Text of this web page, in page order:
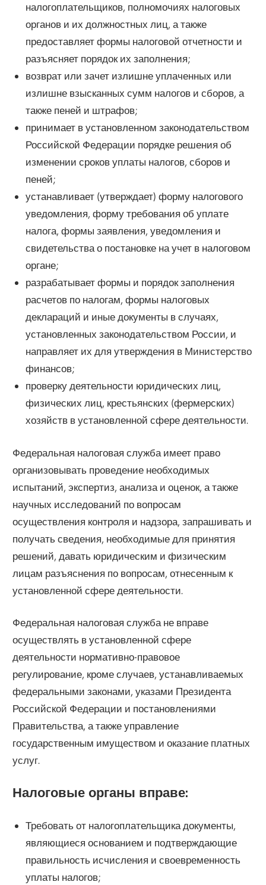
налогоплательщиков, полномочиях налоговых
органов и их должностных лиц, а также
предоставляет формы налоговой отчетности и
разъясняет порядок их заполнения;
возврат или зачет излишне уплаченных или
излишне взысканных сумм налогов и сборов, а
также пеней и штрафов;
принимает в установленном законодательством
Российской Федерации порядке решения об
изменении сроков уплаты налогов, сборов и
пеней;
устанавливает (утверждает) форму налогового
уведомления, форму требования об уплате
налога, формы заявления, уведомления и
свидетельства о постановке на учет в налоговом
органе;
разрабатывает формы и порядок заполнения
расчетов по налогам, формы налоговых
деклараций и иные документы в случаях,
установленных законодательством России, и
направляет их для утверждения в Министерство
финансов;
проверку деятельности юридических лиц,
физических лиц, крестьянских (фермерских)
хозяйств в установленной сфере деятельности.
Федеральная налоговая служба имеет право
организовывать проведение необходимых
испытаний, экспертиз, анализа и оценок, а также
научных исследований по вопросам
осуществления контроля и надзора, запрашивать и
получать сведения, необходимые для принятия
решений, давать юридическим и физическим
лицам разъяснения по вопросам, отнесенным к
установленной сфере деятельности.
Федеральная налоговая служба не вправе
осуществлять в установленной сфере
деятельности нормативно-правовое
регулирование, кроме случаев, устанавливаемых
федеральными законами, указами Президента
Российской Федерации и постановлениями
Правительства, а также управление
государственным имуществом и оказание платных
услуг.
Налоговые органы вправе:
Требовать от налогоплательщика документы,
являющиеся основанием и подтверждающие
правильность исчисления и своевременность
уплаты налогов;